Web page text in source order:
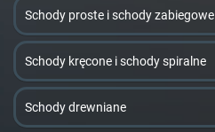
Schody proste i schody zabiegowe
Schody kręcone i schody spiralne
Schody drewniane